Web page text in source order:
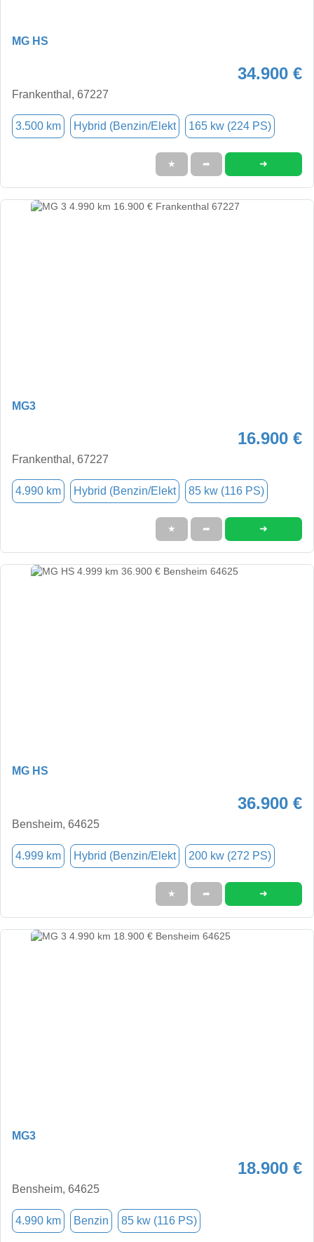
MG HS
34.900 €
Frankenthal, 67227
3.500 km Hybrid (Benzin/Elekt 165 kw (224 PS)
★ ➦ ➜
MG3
16.900 €
Frankenthal, 67227
4.990 km Hybrid (Benzin/Elekt 85 kw (116 PS)
★ ➦ ➜
MG HS
36.900 €
Bensheim, 64625
4.999 km Hybrid (Benzin/Elekt 200 kw (272 PS)
★ ➦ ➜
MG3
18.900 €
Bensheim, 64625
4.990 km Benzin 85 kw (116 PS)